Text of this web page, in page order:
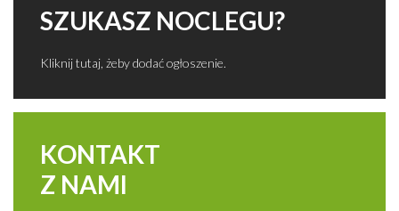
SZUKASZ NOCLEGU?
Kliknij tutaj, żeby dodać ogłoszenie.
KONTAKT
Z NAMI